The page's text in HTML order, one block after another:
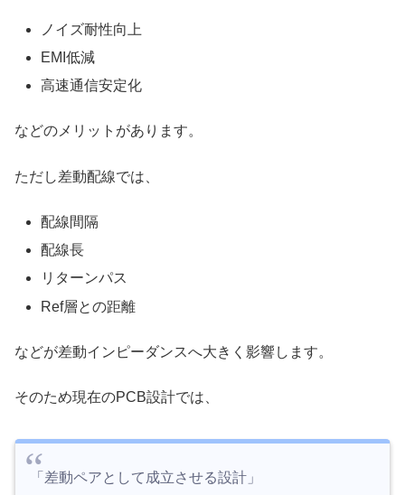
ノイズ耐性向上
EMI低減
高速通信安定化
などのメリットがあります。
ただし差動配線では、
配線間隔
配線長
リターンパス
Ref層との距離
などが差動インピーダンスへ大きく影響します。
そのため現在のPCB設計では、
「差動ペアとして成立させる設計」